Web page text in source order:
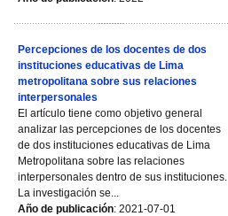
Percepciones de los docentes de dos
instituciones educativas de Lima
metropolitana sobre sus relaciones
interpersonales
El artículo tiene como objetivo general
analizar las percepciones de los docentes
de dos instituciones educativas de Lima
Metropolitana sobre las relaciones
interpersonales dentro de sus instituciones.
La investigación se...
Año de publicación: 2021-07-01